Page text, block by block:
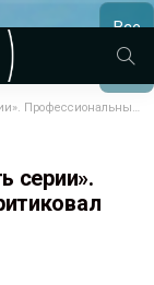
Все
МАТЧИ
раскритиковал новую Call of Duty
серии».